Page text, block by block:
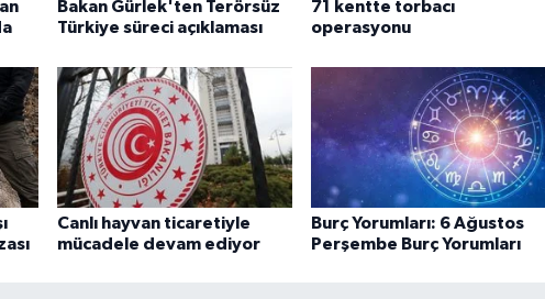
Bakan Gürlek'ten Terörsüz
Türkiye süreci açıklaması
71 kentte torbacı
operasyonu
Canlı hayvan ticaretiyle
mücadele devam ediyor
Burç Yorumları: 6 Ağustos
Perşembe Burç Yorumları